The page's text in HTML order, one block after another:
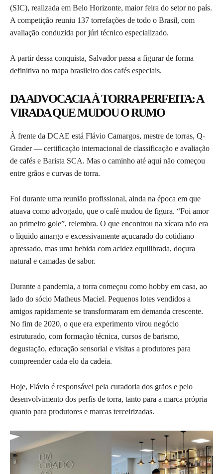
(SIC), realizada em Belo Horizonte, maior feira do setor no país.
A competição reuniu 137 torrefações de todo o Brasil, com
avaliação conduzida por júri técnico especializado.
A partir dessa conquista, Salvador passa a figurar de forma
definitiva no mapa brasileiro dos cafés especiais.
DA ADVOCACIA À TORRA PERFEITA: A
VIRADA QUE MUDOU O RUMO
À frente da DCAE está Flávio Camargos, mestre de torras, Q-
Grader — certificação internacional de classificação e avaliação
de cafés e Barista SCA. Mas o caminho até aqui não começou
entre grãos e curvas de torra.
Foi durante uma reunião profissional, ainda na época em que
atuava como advogado, que o café mudou de figura. “Foi amor
ao primeiro gole”, relembra. O que encontrou na xícara não era
o líquido amargo e excessivamente açucarado do cotidiano
apressado, mas uma bebida com acidez equilibrada, doçura
natural e camadas de sabor.
Durante a pandemia, a torra começou como hobby em casa, ao
lado do sócio Matheus Maciel. Pequenos lotes vendidos a
amigos rapidamente se transformaram em demanda crescente.
No fim de 2020, o que era experimento virou negócio
estruturado, com formação técnica, cursos de barismo,
degustação, educação sensorial e visitas a produtores para
compreender cada elo da cadeia.
Hoje, Flávio é responsável pela curadoria dos grãos e pelo
desenvolvimento dos perfis de torra, tanto para a marca própria
quanto para produtores e marcas terceirizadas.